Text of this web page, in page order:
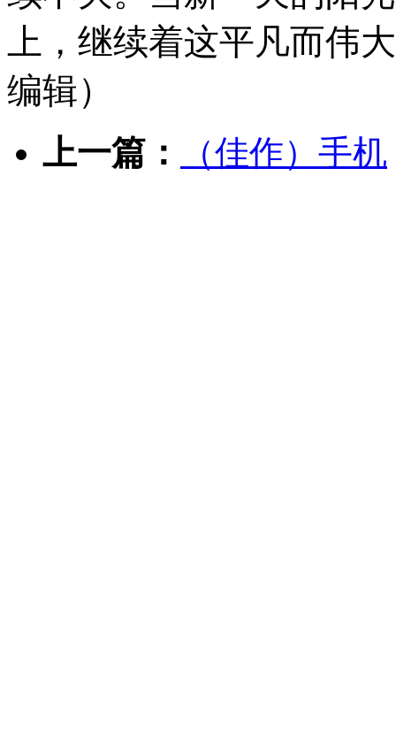
上，继续着这平凡而伟
编辑）
上一篇：
（佳作）手机